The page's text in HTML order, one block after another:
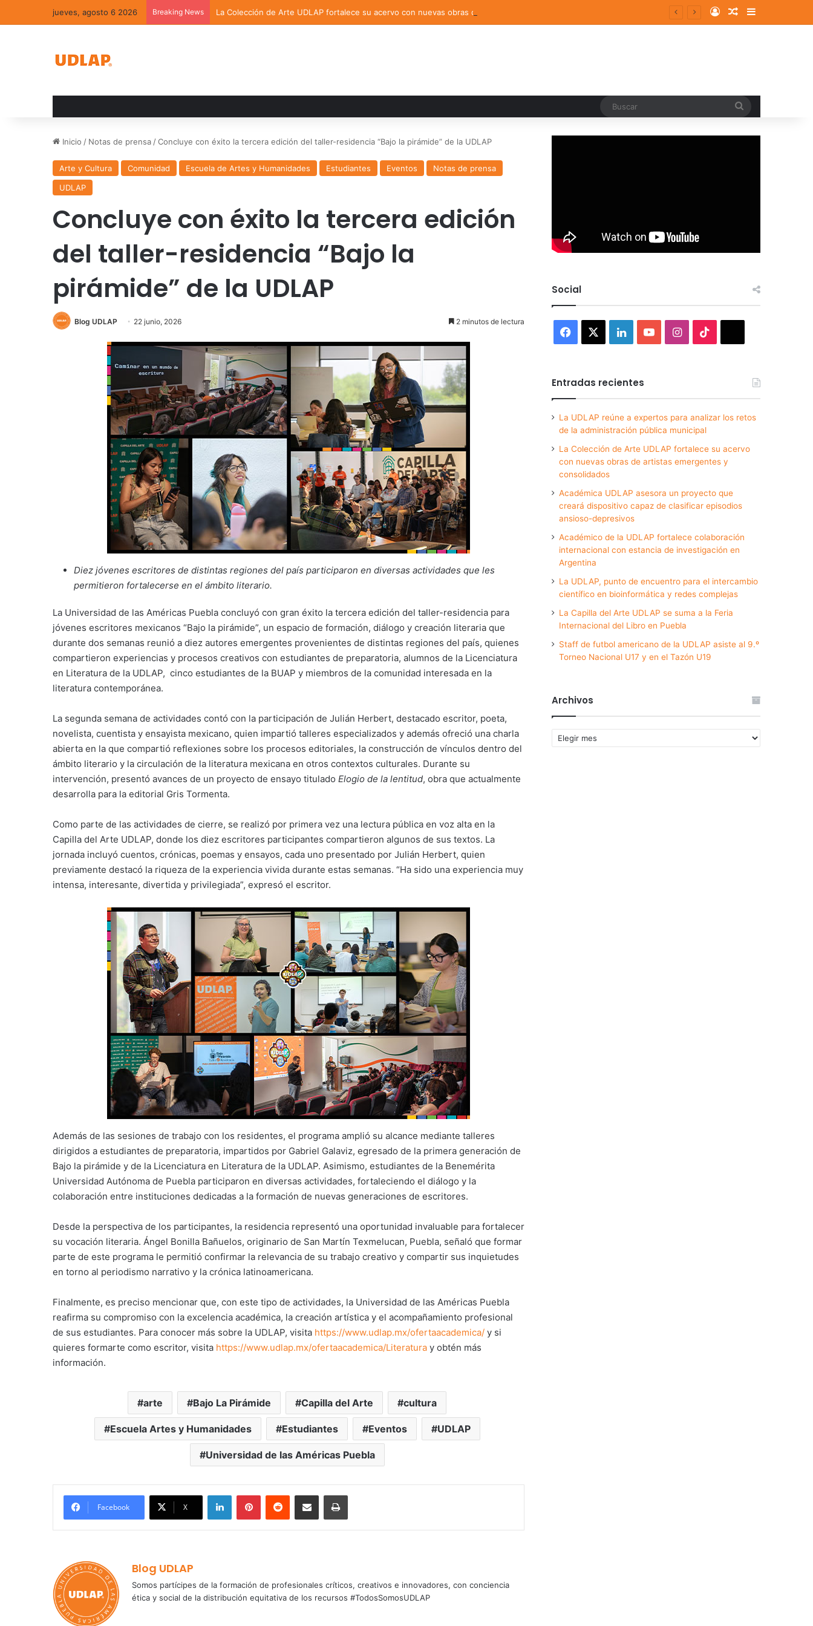
jueves, agosto 6 2026 Breaking News La Colección de Arte UDLAP fortalece su acervo con nuevas obras de artistas emergentes y consolidados Log InRandom Article
Sidebar
Inicio / Notas de prensa /Concluye con éxito la tercera edición del taller-residencia “Bajo la pirámide” de la UDLAP
Arte y Cultura Comunidad Escuela de Artes y Humanidades Estudiantes Eventos
Notas de prensa
UDLAP
Concluye con éxito la tercera edición
del taller-residencia “Bajo la
pirámide” de la UDLAP
Blog UDLAP 22 junio, 2026 2 minutos de lectura
Diez jóvenes escritores de distintas regiones del país participaron en diversas actividades que les
permitieron fortalecerse en el ámbito literario.
La Universidad de las Américas Puebla concluyó con gran éxito la tercera edición del taller-residencia para
jóvenes escritores mexicanos “Bajo la pirámide”, un espacio de formación, diálogo y creación literaria que
durante dos semanas reunió a diez autores emergentes provenientes de distintas regiones del país, quienes
compartieron experiencias y procesos creativos con estudiantes de preparatoria, alumnos de la Licenciatura
en Literatura de la UDLAP, cinco estudiantes de la BUAP y miembros de la comunidad interesada en la
literatura contemporánea.
La segunda semana de actividades contó con la participación de Julián Herbert, destacado escritor, poeta,
novelista, cuentista y ensayista mexicano, quien impartió talleres especializados y además ofreció una charla
abierta en la que compartió reflexiones sobre los procesos editoriales, la construcción de vínculos dentro del
ámbito literario y la circulación de la literatura mexicana en otros contextos culturales. Durante su
intervención, presentó avances de un proyecto de ensayo titulado Elogio de la lentitud, obra que actualmente
desarrolla para la editorial Gris Tormenta.
Como parte de las actividades de cierre, se realizó por primera vez una lectura pública en voz alta en la
Capilla del Arte UDLAP, donde los diez escritores participantes compartieron algunos de sus textos. La
jornada incluyó cuentos, crónicas, poemas y ensayos, cada uno presentado por Julián Herbert, quien
previamente destacó la riqueza de la experiencia vivida durante estas semanas. “Ha sido una experiencia muy
intensa, interesante, divertida y privilegiada”, expresó el escritor.
Además de las sesiones de trabajo con los residentes, el programa amplió su alcance mediante talleres
dirigidos a estudiantes de preparatoria, impartidos por Gabriel Galaviz, egresado de la primera generación de
Bajo la pirámide y de la Licenciatura en Literatura de la UDLAP. Asimismo, estudiantes de la Benemérita
Universidad Autónoma de Puebla participaron en diversas actividades, fortaleciendo el diálogo y la
colaboración entre instituciones dedicadas a la formación de nuevas generaciones de escritores.
Desde la perspectiva de los participantes, la residencia representó una oportunidad invaluable para fortalecer
su vocación literaria. Ángel Bonilla Bañuelos, originario de San Martín Texmelucan, Puebla, señaló que formar
parte de este programa le permitió confirmar la relevancia de su trabajo creativo y compartir sus inquietudes
en torno al periodismo narrativo y la crónica latinoamericana.
Finalmente, es preciso mencionar que, con este tipo de actividades, la Universidad de las Américas Puebla
reafirma su compromiso con la excelencia académica, la creación artística y el acompañamiento profesional
de sus estudiantes. Para conocer más sobre la UDLAP, visita https://www.udlap.mx/ofertaacademica/ y si
quieres formarte como escritor, visita https://www.udlap.mx/ofertaacademica/Literatura y obtén más
información.
arte Bajo La Pirámide Capilla del Arte cultura
Escuela Artes y Humanidades Estudiantes Eventos UDLAP
Universidad de las Américas Puebla
Facebook X
LinkedInPinterestReddit Share via Email Print
Blog UDLAP
Somos partícipes de la formación de profesionales críticos, creativos e innovadores, con conciencia
ética y social de la distribución equitativa de los recursos #TodosSomosUDLAP
Social
Facebook LinkedInYouTubeInstagram
Entradas recientes
La UDLAP reúne a expertos para analizar los retos
de la administración pública municipal
La Colección de Arte UDLAP fortalece su acervo
con nuevas obras de artistas emergentes y
consolidados
Académica UDLAP asesora un proyecto que
creará dispositivo capaz de clasificar episodios
ansioso-depresivos
Académico de la UDLAP fortalece colaboración
internacional con estancia de investigación en
Argentina
La UDLAP, punto de encuentro para el intercambio
científico en bioinformática y redes complejas
La Capilla del Arte UDLAP se suma a la Feria
Internacional del Libro en Puebla
Staff de futbol americano de la UDLAP asiste al 9.º
Torneo Nacional U17 y en el Tazón U19
Archivos
Archivos